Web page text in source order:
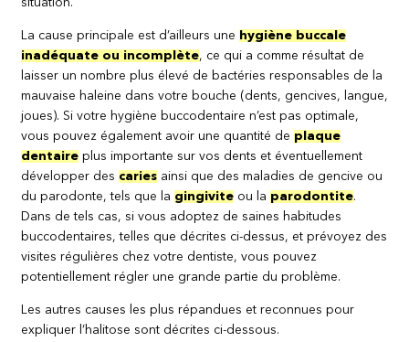
La cause principale est d’ailleurs une hygiène buccale
inadéquate ou incomplète, ce qui a comme résultat de
laisser un nombre plus élevé de bactéries responsables de la
mauvaise haleine dans votre bouche (dents, gencives, langue,
joues). Si votre hygiène buccodentaire n’est pas optimale,
vous pouvez également avoir une quantité de plaque
dentaire plus importante sur vos dents et éventuellement
développer des caries ainsi que des maladies de gencive ou
du parodonte, tels que la gingivite ou la parodontite.
Dans de tels cas, si vous adoptez de saines habitudes
buccodentaires, telles que décrites ci-dessus, et prévoyez des
visites régulières chez votre dentiste, vous pouvez
potentiellement régler une grande partie du problème.
Les autres causes les plus répandues et reconnues pour
expliquer l’halitose sont décrites ci-dessous.